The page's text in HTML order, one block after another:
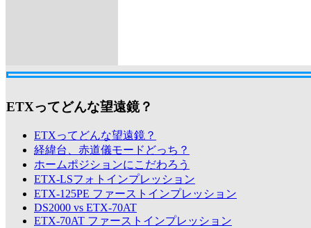
ETXってどんな望遠鏡？
ETXってどんな望遠鏡？
経緯台、赤道儀モードどっち？
ホームポジションにこだわろう
ETX-LSフォトインプレッション
ETX-125PE ファーストインプレッション
DS2000 vs ETX-70AT
ETX-70AT ファーストインプレッション